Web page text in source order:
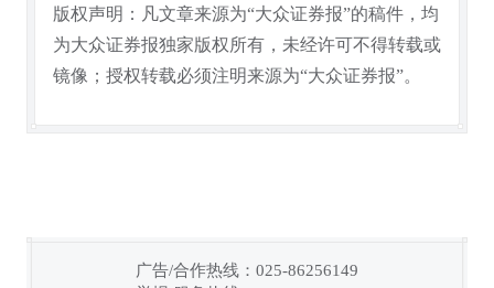
版权声明：凡文章来源为“大众证券报”的稿件，均
为大众证券报独家版权所有，未经许可不得转载或
镜像；授权转载必须注明来源为“大众证券报”。
广告/合作热线：025-86256149